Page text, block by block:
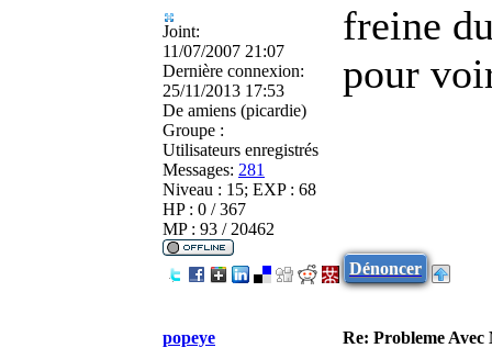
Joint:
11/07/2007 21:07
Dernière connexion:
25/11/2013 17:53
De amiens (picardie)
Groupe :
Utilisateurs enregistrés
Messages: 281
Niveau : 15; EXP : 68
HP : 0 / 367
MP : 93 / 20462
freine
pour
Dénoncer
popeye Re: Probleme